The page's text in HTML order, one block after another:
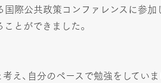
際公共政策コンファレンスに参加
とができました。
え、自分のペースで勉強をしていま